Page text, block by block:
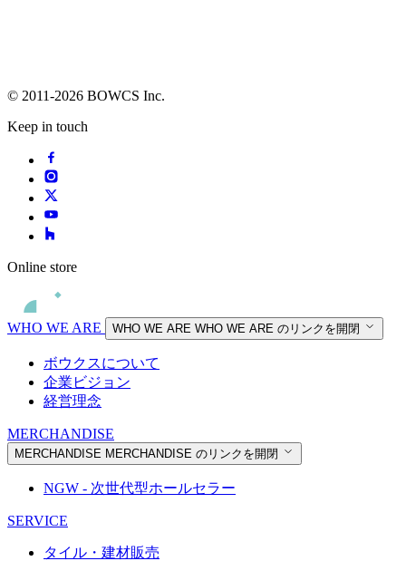
© 2011-2026 BOWCS Inc.
Keep in touch
Online store
WHO WE ARE WHO WE ARE WHO WE ARE のリンクを開閉
ボウクスについて
企業ビジョン
経営理念
MERCHANDISE
MERCHANDISE MERCHANDISE のリンクを開閉
NGW - 次世代型ホールセラー
SERVICE
タイル・建材販売